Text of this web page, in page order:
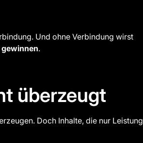
Und ohne Verbindung wirst
.
überzeugt
Doch Inhalte, die nur Leistung